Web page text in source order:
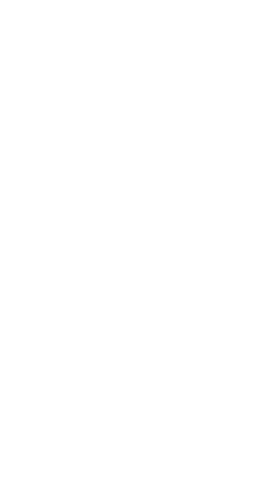
法網罪犯的阻擊手｡ 劇情從